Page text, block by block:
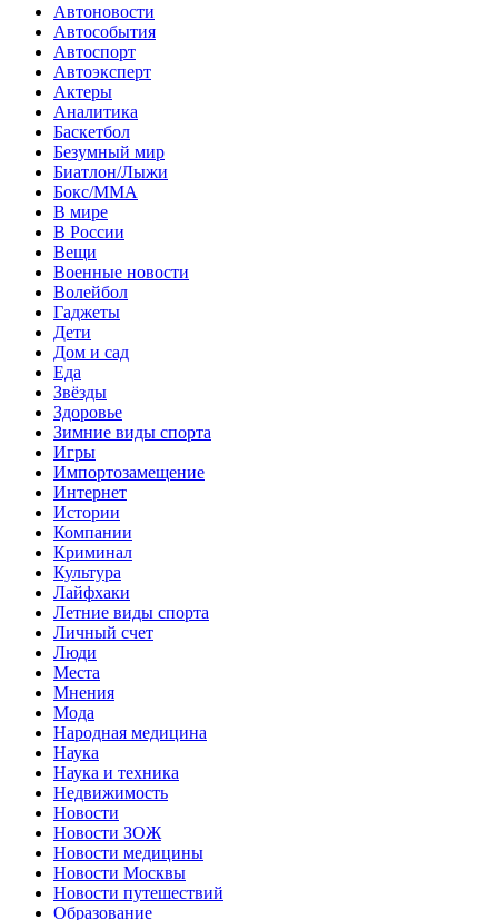
Автоновости
Автособытия
Автоспорт
Автоэксперт
Актеры
Аналитика
Баскетбол
Безумный мир
Биатлон/Лыжи
Бокс/MMA
В мире
В России
Вещи
Военные новости
Волейбол
Гаджеты
Дети
Дом и сад
Еда
Звёзды
Здоровье
Зимние виды спорта
Игры
Импортозамещение
Интернет
Истории
Компании
Криминал
Культура
Лайфхаки
Летние виды спорта
Личный счет
Люди
Места
Мнения
Мода
Народная медицина
Наука
Наука и техника
Недвижимость
Новости
Новости ЗОЖ
Новости медицины
Новости Москвы
Новости путешествий
Образование